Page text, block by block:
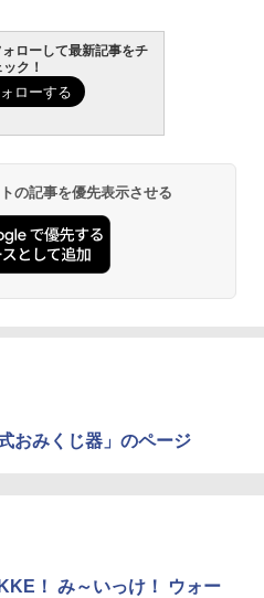
ローして最新記事をチ
ック！
の記事を優先表示させる
おみくじ器」のページ
！ み～いっけ！ ウォー